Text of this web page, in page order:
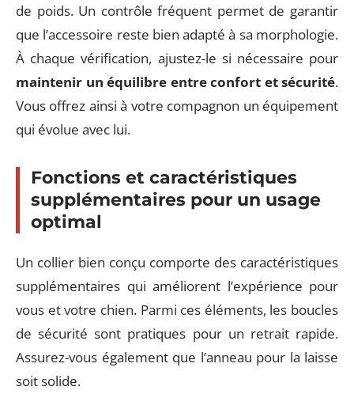
de poids. Un contrôle fréquent permet de garantir
que l’accessoire reste bien adapté à sa morphologie.
À chaque vérification, ajustez-le si nécessaire pour
maintenir un équilibre entre confort et sécurité.
Vous offrez ainsi à votre compagnon un équipement
qui évolue avec lui.
Fonctions et caractéristiques
supplémentaires pour un usage
optimal
Un collier bien conçu comporte des caractéristiques
supplémentaires qui améliorent l’expérience pour
vous et votre chien. Parmi ces éléments, les boucles
de sécurité sont pratiques pour un retrait rapide.
Assurez-vous également que l’anneau pour la laisse
soit solide.